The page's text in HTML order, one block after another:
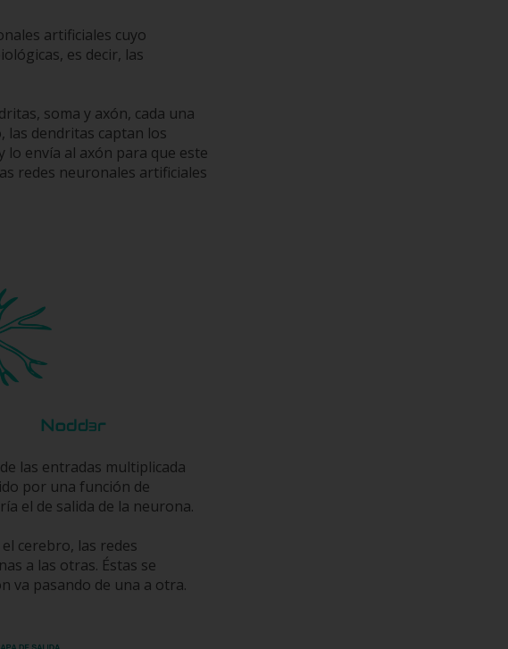
artificiales cuyo
es decir, las
soma y axón, cada una
las dendritas captan los
envía al axón para que este
redes neuronales artificiales
las entradas multiplicada
por una función de
el de salida de la neurona.
cerebro, las redes
a las otras. Éstas se
va pasando de una a otra.